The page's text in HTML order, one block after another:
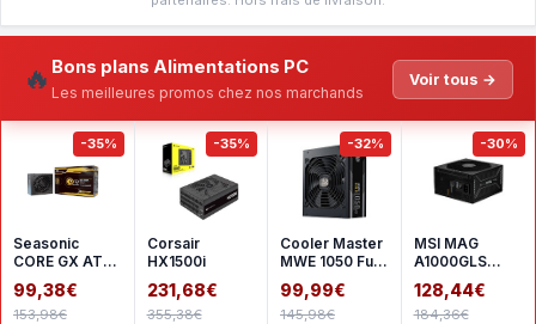
🔥 Bons plans Alimentations PC
Les meilleures promos chez nos marchands
Voir tous →
-35%
Seasonic
CORE GX ATX
3 2024 650 W
- White
99,38€
153,98€
-35%
Corsair
HX1500i
231,68€
355,38€
-32%
Cooler Master
MWE 1050 Full
Modular V2
ATX 3.1
99,99€
145,98€
-30%
MSI MAG
A1000GLS
PCIE5
128,44€
184,36€